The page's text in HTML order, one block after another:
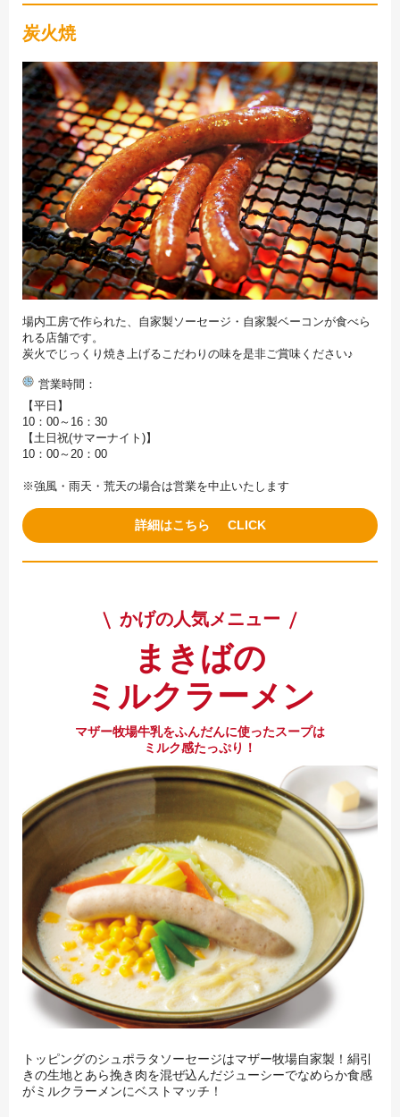
炭火焼
場内工房で作られた、自家製ソーセージ・自家製ベーコンが食べら
れる店舗です。
炭火でじっくり焼き上げるこだわりの味を是非ご賞味ください♪
営業時間
【平日】
10：00～16：30
【土日祝(サマーナイト)】
10：00～20：00
※強風・雨天・荒天の場合は営業を中止いたします
詳細はこちら
かげの人気メニュー
まきばの
ミルクラーメン
マザー牧場牛乳をふんだんに使ったスープは
ミルク感たっぷり！
トッピングのシュポラタソーセージはマザー牧場自家製！絹引
きの生地とあら挽き肉を混ぜ込んだジューシーでなめらか食感
がミルクラーメンにベストマッチ！